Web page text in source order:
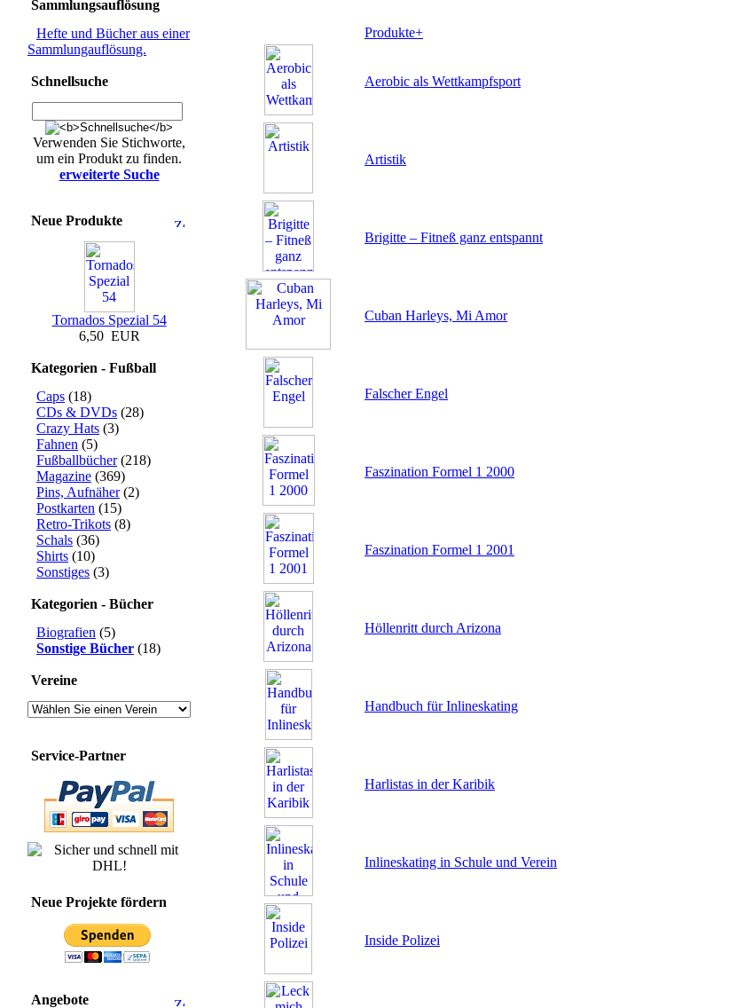
Sammlungsauflösung
Hefte und Bücher aus einer
Sammlungauflösung.
Schnellsuche
Verwenden Sie Stichworte,
um ein Produkt zu finden.
erweiterte Suche
Neue Produkte
Tornados Spezial 54
6,50 EUR
Kategorien - Fußball
Caps (18)
CDs & DVDs (28)
Crazy Hats (3)
Fahnen (5)
Fußballbücher(218)
Magazine (369)
Pins, Aufnäher(2)
Postkarten (15)
Retro-Trikots (8)
Schals (36)
Shirts (10)
Sonstiges (3)
Kategorien - Bücher
Biografien (5)
Sonstige Bücher (18)
Vereine
Service-Partner
Neue Projekte fördern
Angebote
Produkte+
Aerobic als Wettkampfsport
Artistik
Brigitte – Fitneß ganz entspannt
Cuban Harleys, Mi Amor
Falscher Engel
Faszination Formel 1 2000
Faszination Formel 1 2001
Höllenritt durch Arizona
Handbuch für Inlineskating
Harlistas in der Karibik
Inlineskating in Schule und Verein
Inside Polizei